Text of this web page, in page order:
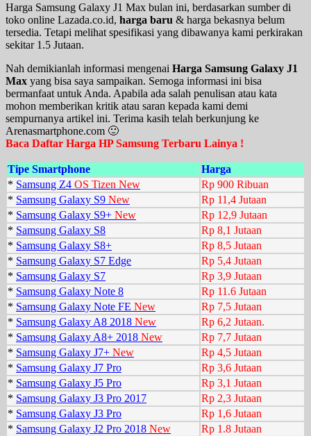
Harga Samsung Galaxy J1 Max bulan ini, berdasarkan sumber di
toko online Lazada.co.id, harga baru & harga bekasnya belum
tersedia. Tetapi melihat spesifikasi yang dibawanya kami perkirakan
sekitar 1.5 Jutaan.
Nah demikianlah informasi mengenai Harga Samsung Galaxy J1
Max yang bisa saya sampaikan. Semoga informasi ini bisa
bermanfaat untuk Anda. Apabila ada salah penulisan atau kata
mohon memberikan kritik atau saran kepada kami demi
sempurnanya artikel ini. Terima kasih telah berkunjung ke
Arenasmartphone.com 🙂
Baca Daftar Harga HP Samsung Terbaru Lainya !
Tipe Smartphone
Harga
* Samsung Z4 OS Tizen New
Rp 900 Ribuan
* Samsung Galaxy S9 New
Rp 11,4 Jutaan
* Samsung Galaxy S9+ New
Rp 12,9 Jutaan
* Samsung Galaxy S8
Rp 8,1 Jutaan
* Samsung Galaxy S8+
Rp 8,5 Jutaan
* Samsung Galaxy S7 Edge
Rp 5,4 Jutaan
* Samsung Galaxy S7
Rp 3,9 Jutaan
* Samsung Galaxy Note 8
Rp 11.6 Jutaan
* Samsung Galaxy Note FE New
Rp 7,5 Jutaan
* Samsung Galaxy A8 2018 New
Rp 6,2 Jutaan.
* Samsung Galaxy A8+ 2018 New
Rp 7,7 Jutaan
* Samsung Galaxy J7+ New
Rp 4,5 Jutaan
* Samsung Galaxy J7 Pro
Rp 3,6 Jutaan
* Samsung Galaxy J5 Pro
Rp 3,1 Jutaan
* Samsung Galaxy J3 Pro 2017
Rp 2,3 Jutaan
* Samsung Galaxy J3 Pro
Rp 1,6 Jutaan
* Samsung Galaxy J2 Pro 2018 New
Rp 1.8 Jutaan